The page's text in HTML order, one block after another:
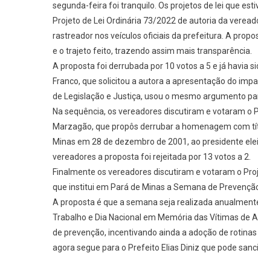
segunda-feira foi tranquilo. Os projetos de lei que
Projeto de Lei Ordinária 73/2022 de autoria da
rastreador nos veículos oficiais da prefeitura. A
e o trajeto feito, trazendo assim mais transparência.
A proposta foi derrubada por 10 votos a 5 e já havia
Franco, que solicitou a autora a apresentação do
de Legislação e Justiça, usou o mesmo argumento
Na sequência, os vereadores discutiram e votaram
Marzagão, que propôs derrubar a homenagem com
Minas em 28 de dezembro de 2001, ao presidente
vereadores a proposta foi rejeitada por 13 votos a 2.
Finalmente os vereadores discutiram e votaram o
que institui em Pará de Minas a Semana de
A proposta é que a semana seja realizada
Trabalho e Dia Nacional em Memória das Vítimas de
de prevenção, incentivando ainda a adoção de
agora segue para o Prefeito Elias Diniz que pode